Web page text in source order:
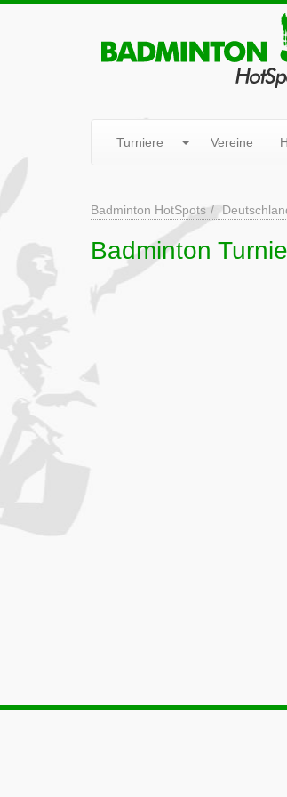
Turniere Vereine
Badminton HotSpots
Badminton